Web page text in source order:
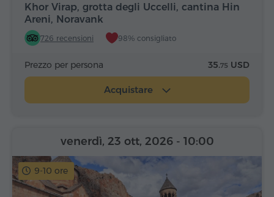
Khor Virap, grotta degli Uccelli, cantina Hin
Areni, Noravank
726 recensioni 98% consigliato
Prezzo per persona 35.75 USD
Acquistare
9-10 ore
venerdì, 23 ott, 2026 - 10:00